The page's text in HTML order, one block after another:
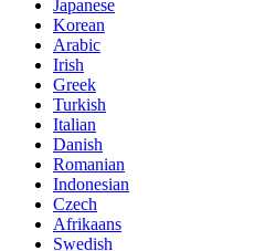
Japanese
Korean
Arabic
Irish
Greek
Turkish
Italian
Danish
Romanian
Indonesian
Czech
Afrikaans
Swedish